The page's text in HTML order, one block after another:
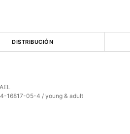
DISTRIBUCIÓN
16817-05-4 / young & adult